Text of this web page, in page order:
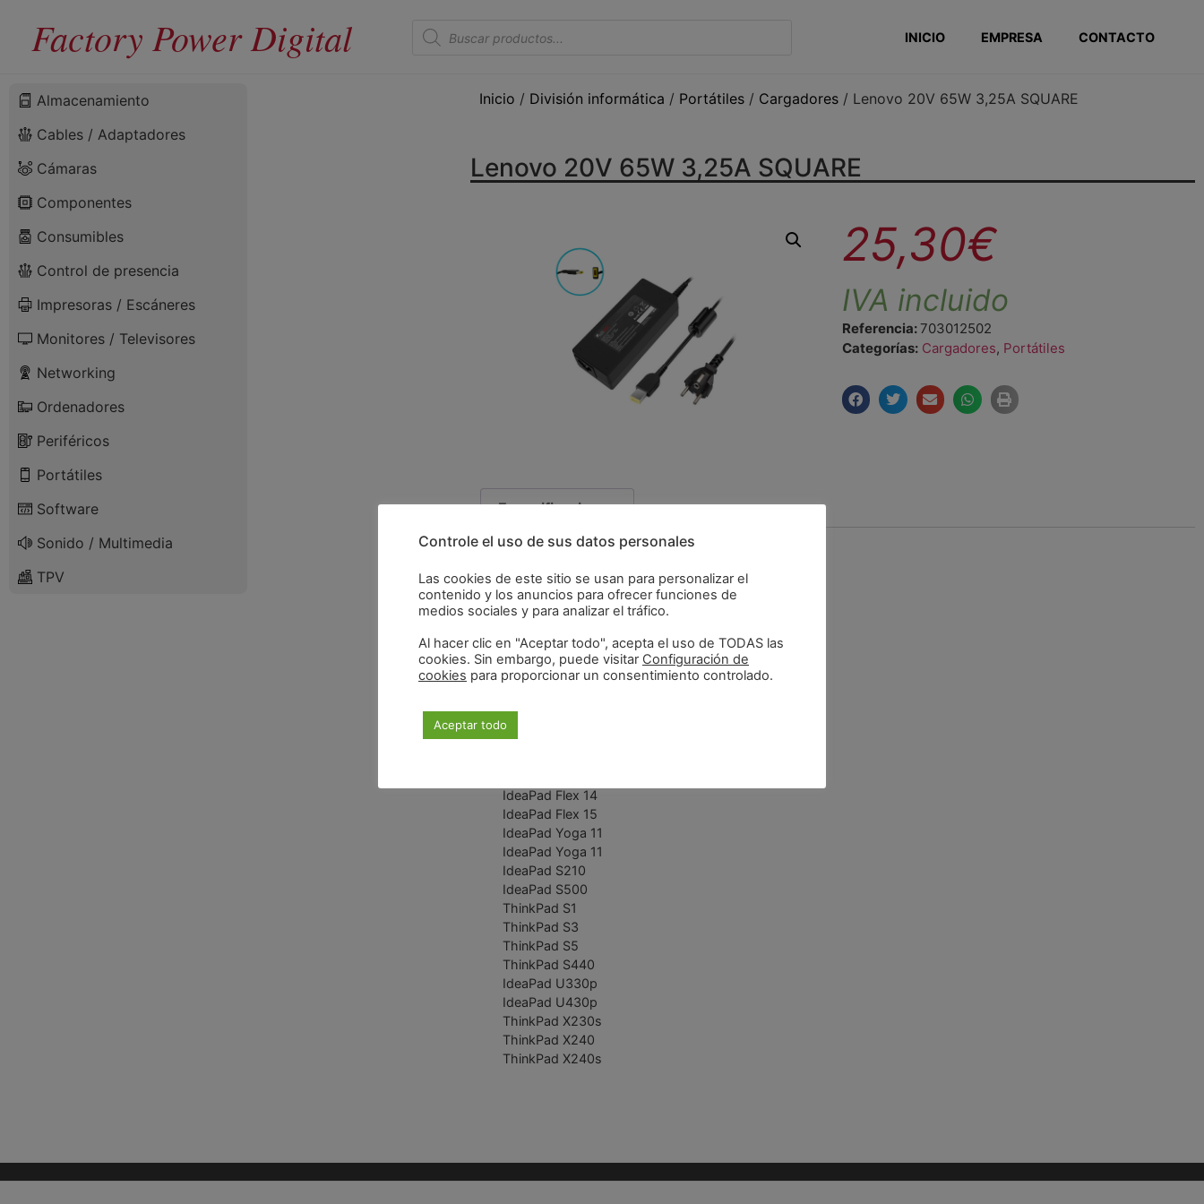
Factory Power Digital INICIO EMPRESA CONTACTO
Almacenamiento
Cables / Adaptadores
Cámaras
Componentes
Consumibles
Control de presencia
Impresoras / Escáneres
Monitores / Televisores
Networking
Ordenadores
Periféricos
Portátiles
Software
Sonido / Multimedia
TPV
Inicio / División informática / Portátiles / Cargadores / Lenovo 20V 65W 3,25A SQUARE
Lenovo 20V 65W 3,25A SQUARE
25,30€
IVA incluido
Referencia:703012502
Categorías: Cargadores, Portátiles
Especificaciones
Salida: 20V 3.25A (65W)
Conector:SQUARE
Serie:Yoga, ThinkPad, IdeaPad
Compatibilidad:
Yoga 11
ThinkPad E531
ThinkPad S431
IdeaPad Flex 14
IdeaPad Flex 15
IdeaPad Yoga 11
IdeaPad Yoga 11
IdeaPad S210
IdeaPad S500
ThinkPad S1
ThinkPad S3
ThinkPad S5
ThinkPad S440
IdeaPad U330p
IdeaPad U430p
ThinkPad X230s
ThinkPad X240
ThinkPad X240s
Controle el uso de sus datos personales
Las cookies de este sitio se usan para personalizar el
contenido y los anuncios para ofrecer funciones de
medios sociales y para analizar el tráfico.
Al hacer clic en "Aceptar todo", acepta el uso de TODAS las
cookies. Sin embargo, puede visitar Configuración de
cookies para proporcionar un consentimiento controlado.
Aceptar todo